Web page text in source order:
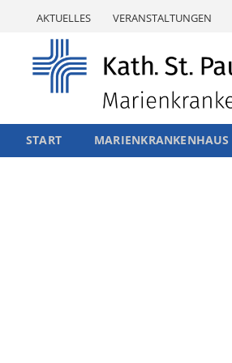
AKTUELLES VERANSTALTUNGEN
START MARIENKRANKENHAUS